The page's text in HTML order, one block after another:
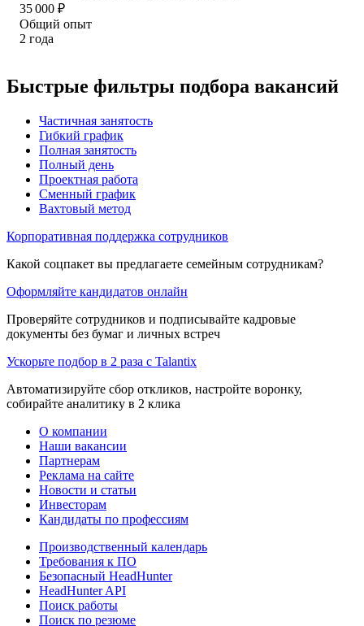
35 000 ₽
Общий опыт
2 года
Быстрые фильтры подбора вакансий
Частичная занятость
Гибкий график
Полная занятость
Полный день
Проектная работа
Сменный график
Вахтовый метод
Корпоративная поддержка сотрудников
Какой соцпакет вы предлагаете семейным сотрудникам?
Оформляйте кандидатов онлайн
Проверяйте сотрудников и подписывайте кадровые
документы без бумаг и личных встреч
Ускорьте подбор в 2 раза с Talantix
Автоматизируйте сбор откликов, настройте воронку,
собирайте аналитику в 2 клика
О компании
Наши вакансии
Партнерам
Реклама на сайте
Новости и статьи
Инвесторам
Кандидаты по профессиям
Производственный календарь
Требования к ПО
Безопасный HeadHunter
HeadHunter API
Поиск работы
Поиск по резюме